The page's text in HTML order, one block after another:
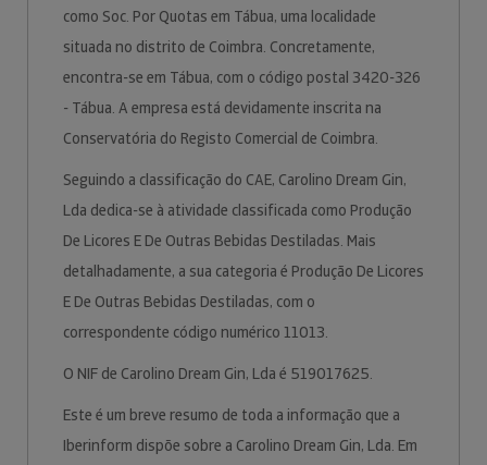
como Soc. Por Quotas em Tábua, uma localidade
situada no distrito de Coimbra. Concretamente,
encontra-se em Tábua, com o código postal 3420-326
- Tábua. A empresa está devidamente inscrita na
Conservatória do Registo Comercial de Coimbra.
Seguindo a classificação do CAE, Carolino Dream Gin,
Lda dedica-se à atividade classificada como Produção
De Licores E De Outras Bebidas Destiladas. Mais
detalhadamente, a sua categoria é Produção De Licores
E De Outras Bebidas Destiladas, com o
correspondente código numérico 11013.
O NIF de Carolino Dream Gin, Lda é 519017625.
Este é um breve resumo de toda a informação que a
Iberinform dispõe sobre a Carolino Dream Gin, Lda. Em